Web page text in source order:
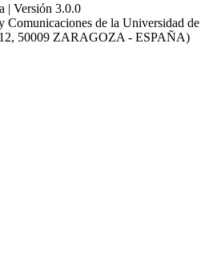
| Versión 3.0.0
de la Universidad de
12, 50009 ZARAGOZA - ESPAÑA)